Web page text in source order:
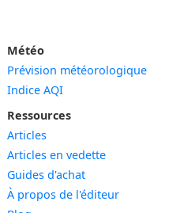
Widget
Météo
Prévision météorologique
Indice AQI
Ressources
Articles
Articles en vedette
Guides d'achat
À propos de l'éditeur